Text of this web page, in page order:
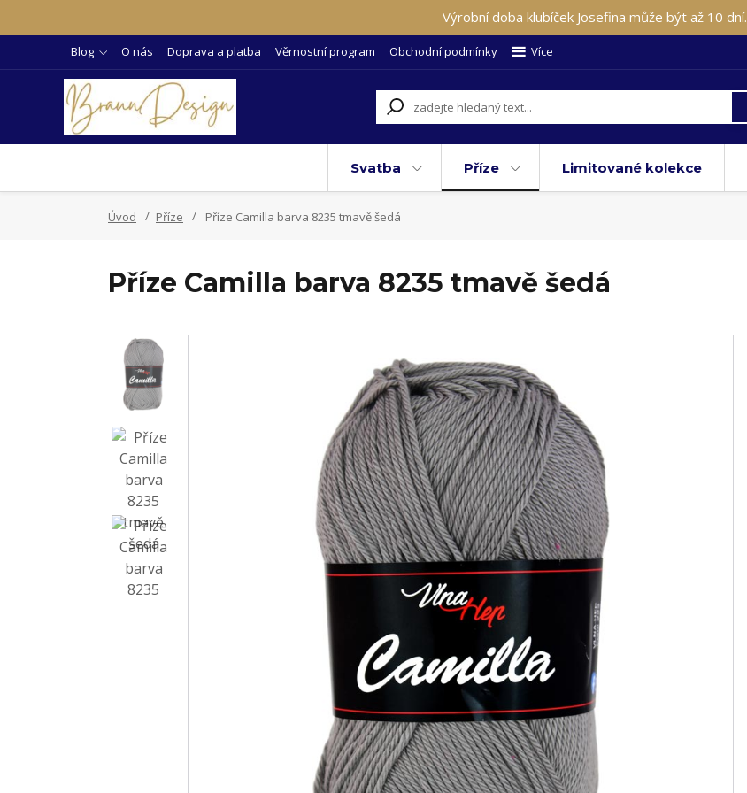
Výrobní doba klubíček Josefina může být až 10 dní.
Blog O nás Doprava a platba Věrnostní program Obchodní podmínky Více
Svatba Příze Limitované kolekce
Úvod Příze Příze Camilla barva 8235 tmavě šedá
Příze Camilla barva 8235 tmavě šedá